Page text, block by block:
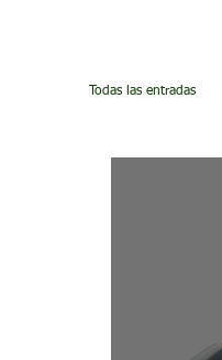
Todas las entradas